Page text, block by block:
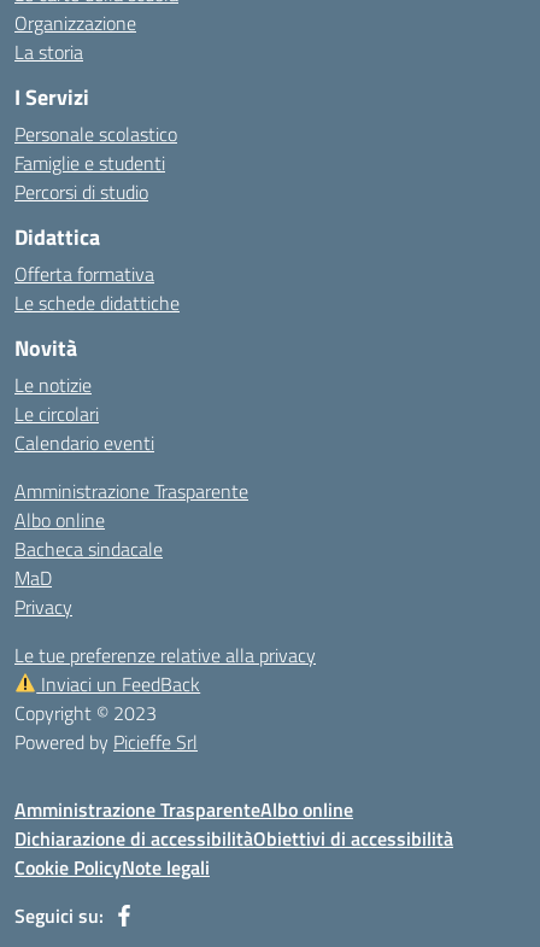
Organizzazione
La storia
I Servizi
Personale scolastico
Famiglie e studenti
Percorsi di studio
Didattica
Offerta formativa
Le schede didattiche
Novità
Le notizie
Le circolari
Calendario eventi
Amministrazione Trasparente
Albo online
Bacheca sindacale
MaD
Privacy
Le tue preferenze relative alla privacy
Inviaci un FeedBack
Copyright © 2023
Powered by Picieffe Srl
Amministrazione TrasparenteAlbo online
Dichiarazione di accessibilitàObiettivi di accessibilità
Cookie PolicyNote legali
Seguici su: